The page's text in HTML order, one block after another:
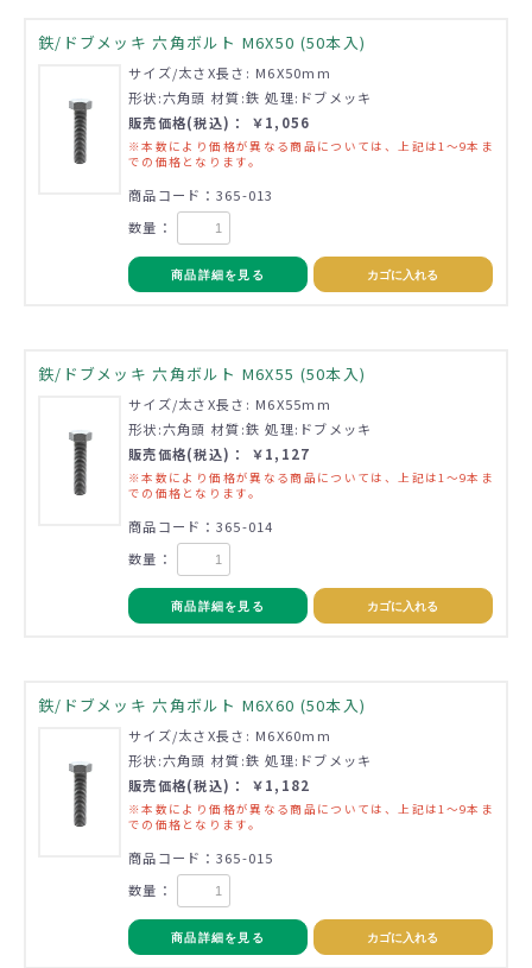
鉄/ドブメッキ 六角ボルト M6X50 (50本入)
サイズ/太さX長さ: M6X50mm
形状:六角頭 材質:鉄 処理:ドブメッキ
販売価格(税込)： ￥1,056
※本数により価格が異なる商品については、上記は1～9本ま
での価格となります。
商品コード：365-013
数量：
商品詳細を見る カゴに入れる
鉄/ドブメッキ 六角ボルト M6X55 (50本入)
サイズ/太さX長さ: M6X55mm
形状:六角頭 材質:鉄 処理:ドブメッキ
販売価格(税込)： ￥1,127
※本数により価格が異なる商品については、上記は1～9本ま
での価格となります。
商品コード：365-014
数量：
商品詳細を見る カゴに入れる
鉄/ドブメッキ 六角ボルト M6X60 (50本入)
サイズ/太さX長さ: M6X60mm
形状:六角頭 材質:鉄 処理:ドブメッキ
販売価格(税込)： ￥1,182
※本数により価格が異なる商品については、上記は1～9本ま
での価格となります。
商品コード：365-015
数量：
商品詳細を見る カゴに入れる